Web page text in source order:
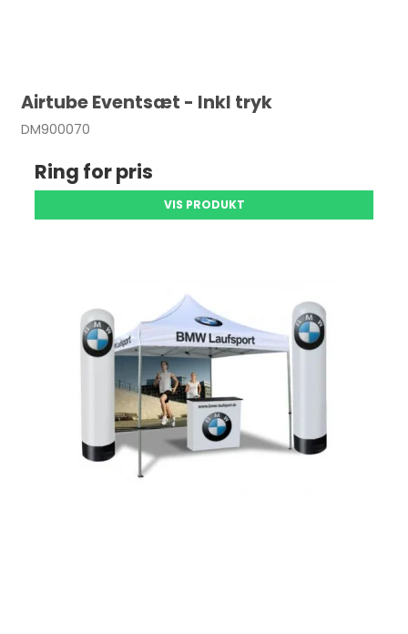
Airtube Eventsæt - Inkl tryk
DM900070
Ring for pris
VIS PRODUKT